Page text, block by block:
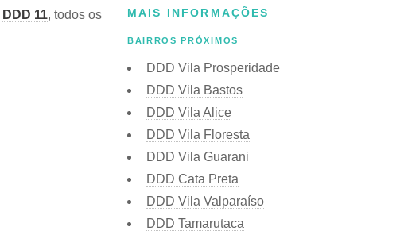
DDD 11, todos os
MAIS INFORMAÇÕES
BAIRROS PRÓXIMOS
DDD Vila Prosperidade
DDD Vila Bastos
DDD Vila Alice
DDD Vila Floresta
DDD Vila Guarani
DDD Cata Preta
DDD Vila Valparaíso
DDD Tamarutaca